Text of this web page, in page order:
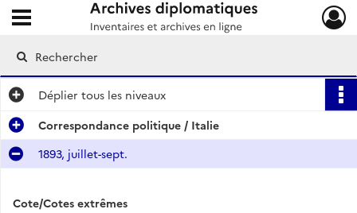
Archives diplomatiques
Ouvrir le menu déroulant
Déplier tous les niveaux
Correspondance politique / Italie
1893, juillet-sept.
Cote/Cotes extrêmes